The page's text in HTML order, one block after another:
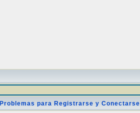
Problemas para Registrarse y Conectarse